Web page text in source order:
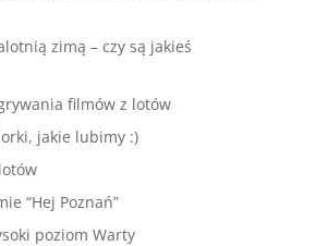
zimą – czy są jakieś
filmów z lotów
jakie lubimy :)
“Hej Poznań”
poziom Warty